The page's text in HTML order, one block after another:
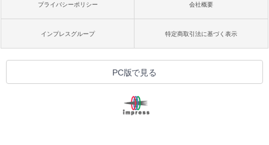
プライバシーポリシー 会社概要
インプレスグループ 特定商取引法に基づく表示
PC版で見る